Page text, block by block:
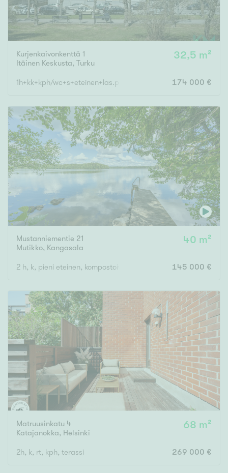
Uudiskohteet
Vain uudiskohteet Ei uudiskohteita
Arvokohteet
Vain arvokohteet Ei arvokohteita
Kunto
Hyvä
Tyydyttävä
Välttävä
Ominaisuudet
Hissi
Järvi- tai merinäköala
Maalämpö
Oma ranta
Oma sauna
Senioriasunto
Kurjenkaivonkenttä 1
Itäinen Keskusta, Turku
32,5 m²
1h+kk+kph/wc+s+eteinen+las.parveke 174 000 €
Mustanniementie 21
Mutikko, Kangasala
40 m²
2 h, k, pieni eteinen, kompostoiva sisä-wc 145 000 €
Matruusinkatu 4
Katajanokka, Helsinki
68 m²
2h, k, rt, kph, terassi 269 000 €